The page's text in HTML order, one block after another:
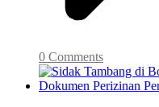
0 Comments